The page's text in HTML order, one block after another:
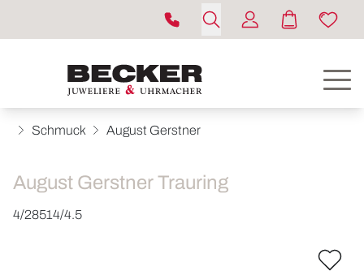
Schmuck August Gerstner
August Gerstner Trauring
4/28514/4.5